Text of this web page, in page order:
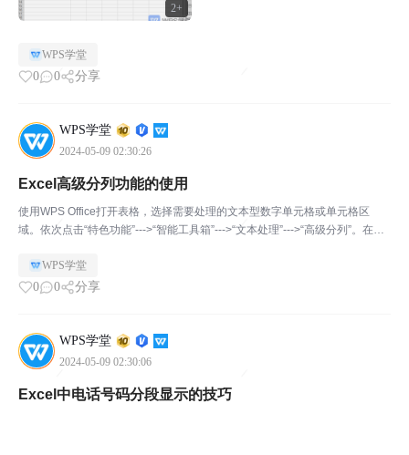
2+
WPS学堂
0 0 分享
WPS学堂
2024-05-09 02:30:26
Excel高级分列功能的使用
使用WPS Office打开表格，选择需要处理的文本型数字单元格或单元格区
域。依次点击“特色功能”--->“智能工具箱”--->“文本处理”--->“高级分列”。在弹
WPS学堂
0 0 分享
WPS学堂
2024-05-09 02:30:06
Excel中电话号码分段显示的技巧